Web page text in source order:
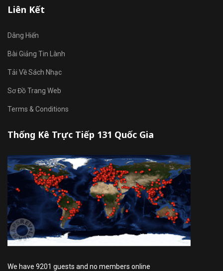
Liên Kết
Dâng Hiến
Bài Giảng Tin Lành
Tải Về Sách Nhạc
Sơ Đồ Trang Web
Terms & Conditions
Thống Kê Trực Tiếp 131 Quốc Gia
We have 9201 guests and no members online